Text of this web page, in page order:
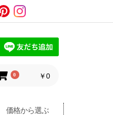
0 ￥0
価格から選ぶ